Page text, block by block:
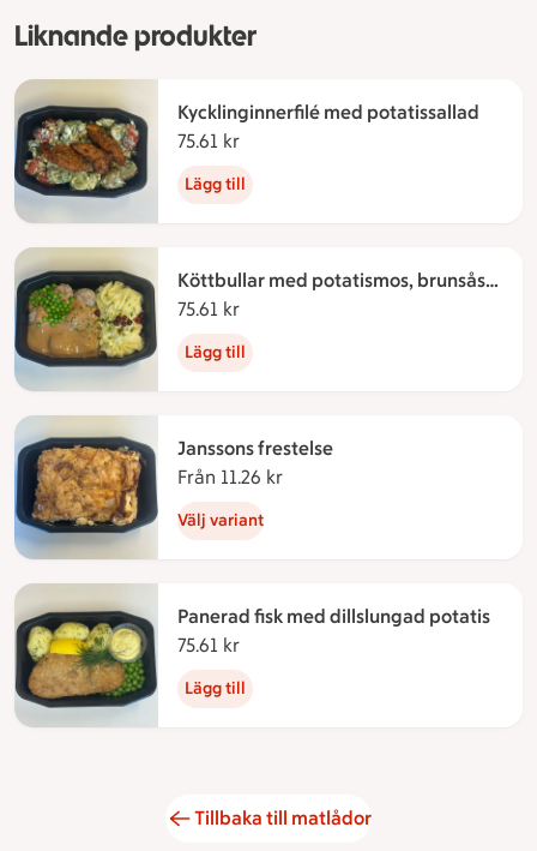
Liknande produkter
Kycklinginnerfilé med potatissallad
75.61 kr
Lägg till
Köttbullar med potatismos, brunsås
och lingonsylt
75.61 kr
Lägg till
Janssons frestelse
Från 11.26 kr
Välj variant
Panerad fisk med dillslungad potatis
75.61 kr
Lägg till
Tillbaka till matlådor